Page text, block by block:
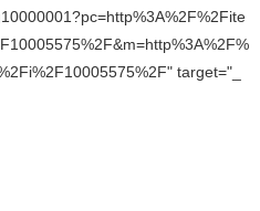
target="_